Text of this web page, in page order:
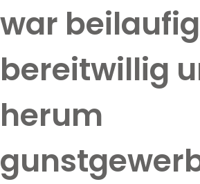
war beilaufig
bereitwillig
herum